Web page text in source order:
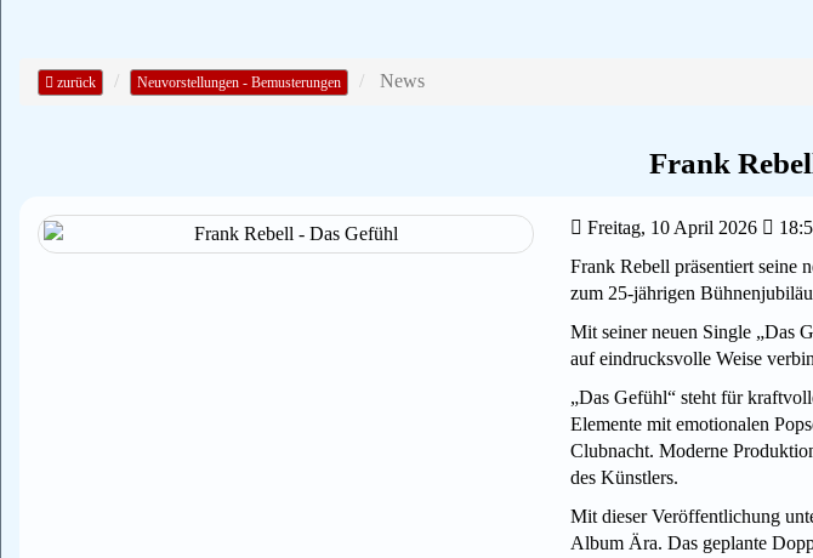
zurück Neuvorstellungen - Bemusterungen News
Frank
Freitag, 10 April 2026
Frank Rebell präsentiert seine
zum 25-jährigen
Mit seiner neuen Single „Das
auf eindrucksvolle Weise
„Das Gefühl“ steht für
Elemente mit emotionalen
Clubnacht. Moderne
des Künstlers.
Mit dieser Veröffentlichung
Album Ära. Das geplante